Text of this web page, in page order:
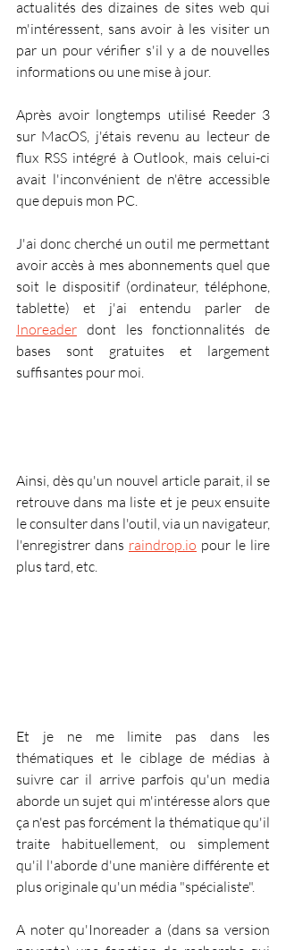
actualités des dizaines de sites web qui
m'intéressent, sans avoir à les visiter un
par un pour vérifier s'il y a de nouvelles
informations ou une mise à jour.
Après avoir longtemps utilisé Reeder 3
sur MacOS, j'étais revenu au lecteur de
flux RSS intégré à Outlook, mais celui-ci
avait l'inconvénient de n'être accessible
que depuis mon PC.
J'ai donc cherché un outil me permettant
avoir accès à mes abonnements quel que
soit le dispositif (ordinateur, téléphone,
Inoreader dont les fonctionnalités de
bases sont gratuites et largement
suffisantes pour moi.
Ainsi, dès qu'un nouvel article parait, il se
retrouve dans ma liste et je peux ensuite
le consulter dans l'outil, via un navigateur,
l'enregistrer dans raindrop.io pour le lire
plus tard, etc.
Et je ne me limite pas dans les
thématiques et le ciblage de médias à
suivre car il arrive parfois qu'un media
aborde un sujet qui m'intéresse alors que
ça n'est pas forcément la thématique qu'il
traite habituellement, ou simplement
qu'il l'aborde d'une manière différente et
plus originale qu'un média "spécialiste".
A noter qu'Inoreader a (dans sa version